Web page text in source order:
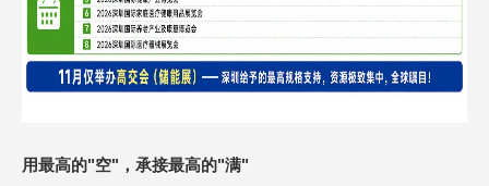
用最高的"空"，承接最高的"满"